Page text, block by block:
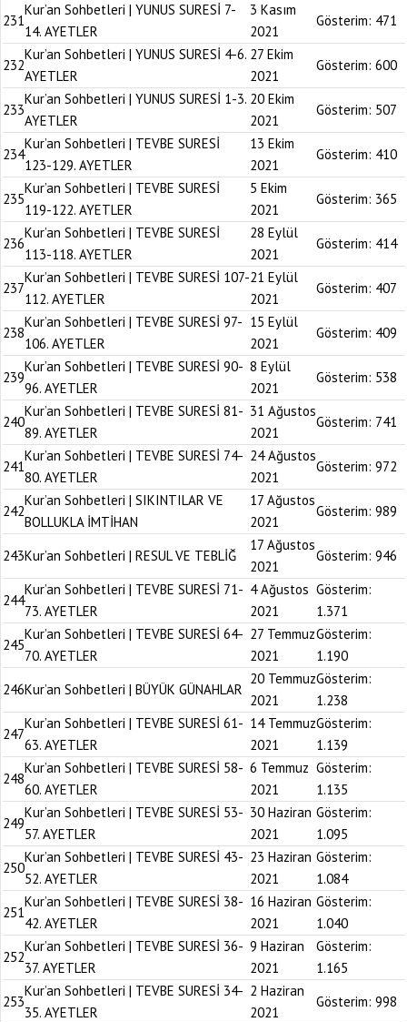
231
Kur’an Sohbetleri | YUNUS SURESİ 7-
14. AYETLER
3 Kasım
2021
Gösterim: 471
232
Kur’an Sohbetleri | YUNUS SURESİ 4-6.
AYETLER
27 Ekim
2021
Gösterim: 600
233
Kur’an Sohbetleri | YUNUS SURESİ 1-3.
AYETLER
20 Ekim
2021
Gösterim: 507
234
Kur’an Sohbetleri | TEVBE SURESİ
123-129. AYETLER
13 Ekim
2021
Gösterim: 410
235
Kur’an Sohbetleri | TEVBE SURESİ
119-122. AYETLER
5 Ekim
2021
Gösterim: 365
236
Kur’an Sohbetleri | TEVBE SURESİ
113-118. AYETLER
28 Eylül
2021
Gösterim: 414
237
Kur’an Sohbetleri | TEVBE SURESİ 107-
112. AYETLER
21 Eylül
2021
Gösterim: 407
238
Kur’an Sohbetleri | TEVBE SURESİ 97-
106. AYETLER
15 Eylül
2021
Gösterim: 409
239
Kur’an Sohbetleri | TEVBE SURESİ 90-
96. AYETLER
8 Eylül
2021
Gösterim: 538
240
Kur’an Sohbetleri | TEVBE SURESİ 81-
89. AYETLER
31 Ağustos
2021
Gösterim: 741
241
Kur’an Sohbetleri | TEVBE SURESİ 74-
80. AYETLER
24 Ağustos
2021
Gösterim: 972
242
Kur’an Sohbetleri | SIKINTILAR VE
BOLLUKLA İMTİHAN
17 Ağustos
2021
Gösterim: 989
243Kur’an Sohbetleri | RESUL VE TEBLİĞ
17 Ağustos
2021
Gösterim: 946
244
Kur’an Sohbetleri | TEVBE SURESİ 71-
73. AYETLER
4 Ağustos
2021
Gösterim:
1.371
245
Kur’an Sohbetleri | TEVBE SURESİ 64-
70. AYETLER
27 Temmuz
2021
Gösterim:
1.190
246Kur’an Sohbetleri | BÜYÜK GÜNAHLAR
20 Temmuz
2021
Gösterim:
1.238
247
Kur’an Sohbetleri | TEVBE SURESİ 61-
63. AYETLER
14 Temmuz
2021
Gösterim:
1.139
248
Kur’an Sohbetleri | TEVBE SURESİ 58-
60. AYETLER
6 Temmuz
2021
Gösterim:
1.135
249
Kur’an Sohbetleri | TEVBE SURESİ 53-
57. AYETLER
30 Haziran
2021
Gösterim:
1.095
250
Kur’an Sohbetleri | TEVBE SURESİ 43-
52. AYETLER
23 Haziran
2021
Gösterim:
1.084
251
Kur’an Sohbetleri | TEVBE SURESİ 38-
42. AYETLER
16 Haziran
2021
Gösterim:
1.040
252
Kur’an Sohbetleri | TEVBE SURESİ 36-
37. AYETLER
9 Haziran
2021
Gösterim:
1.165
253
Kur’an Sohbetleri | TEVBE SURESİ 34-
35. AYETLER
2 Haziran
2021
Gösterim: 998